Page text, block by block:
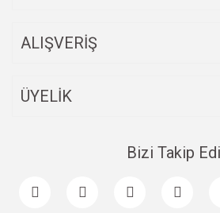
ALIŞVERİŞ
ÜYELİK
Bizi Takip